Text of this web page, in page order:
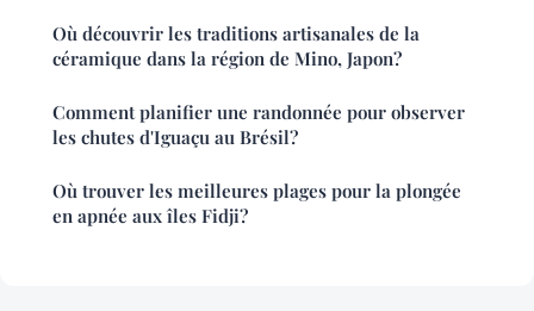
Où découvrir les traditions artisanales de la
céramique dans la région de Mino, Japon?
Comment planifier une randonnée pour observer
les chutes d'Iguaçu au Brésil?
Où trouver les meilleures plages pour la plongée
en apnée aux îles Fidji?